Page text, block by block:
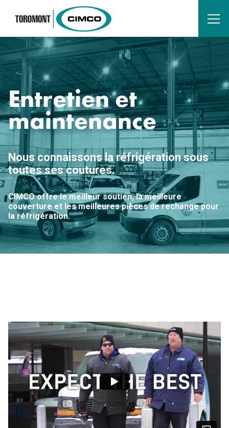
Entretien et
maintenance
Nous connaissons la réfrigération sous
toutes ses coutures.
CIMCO offre le meilleur soutien, la meilleure
couverture et les meilleures pièces de rechange pour
la réfrigération.